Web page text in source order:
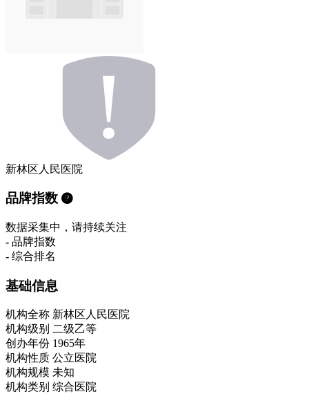
新林区人民医院
品牌指数
数据采集中，请持续关注
- 品牌指数
- 综合排名
基础信息
机构全称 新林区人民医院
机构级别 二级乙等
创办年份 1965年
机构性质 公立医院
机构规模 未知
机构类别 综合医院